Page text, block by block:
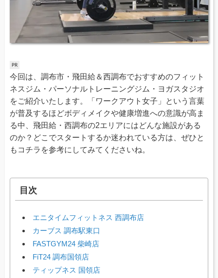
今回は、調布市・飛田給＆西調布でおすすめのフィット
ネスジム・パーソナルトレーニングジム・ヨガスタジオ
をご紹介いたします。「ワークアウト女子」という言葉
が普及するほどボディメイクや健康増進への意識が高ま
る中、飛田給・西調布の2エリアにはどんな施設がある
のか？どこでスタートするか迷われている方は、ぜひと
もコチラを参考にしてみてくださいね。
目次
エニタイムフィットネス 西調布店
カーブス 調布駅東口
FASTGYM24 柴崎店
FiT24 調布国領店
ティップネス 国領店